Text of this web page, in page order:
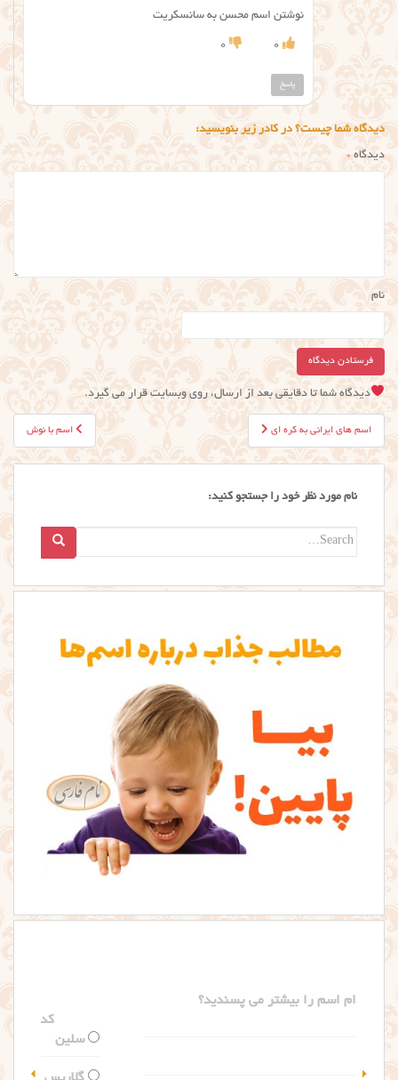
نوشتن اسم محسن به سانسکریت
0
0
پاسخ
دیدگاه شما چیست؟ در کادر زیر بنویسید:
دیدگاه*
نام
دیدگاه شما تا دقایقی بعد از ارسال، روی وبسایت قرار می گیرد.
راهبری
نوشته
اسم با نوش اسم های ایرانی به کره ای
نام مورد نظر خود را جستجو کنید:
Search